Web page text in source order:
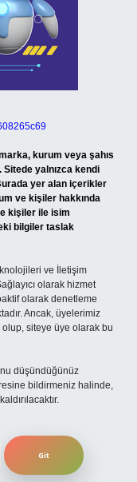
kurum veya şahıs
Sitede yalnızca kendi
yer alan içerikler
ve kişiler hakkında
kişiler ile isim
bilgiler taslak
ve İletişim
olarak hizmet
olarak denetleme
Ancak, üyelerimiz
olup, siteye üye olarak bu
düşündüğünüz
bildirmeniz halinde,